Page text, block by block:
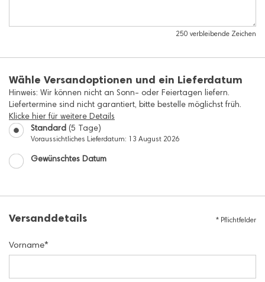
250 verbleibende Zeichen
Wähle Versandoptionen und ein Lieferdatum
Hinweis: Wir können nicht an Sonn- oder Feiertagen liefern.
Liefertermine sind nicht garantiert, bitte bestelle möglichst früh.
Klicke hier für weitere Details
Standard (5 Tage)
Voraussichtliches Lieferdatum: 13 August 2026
Gewünschtes Datum
Versanddetails * Pflichtfelder
Vorname*